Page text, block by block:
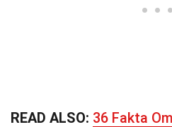
READ ALSO: 36 Fakta